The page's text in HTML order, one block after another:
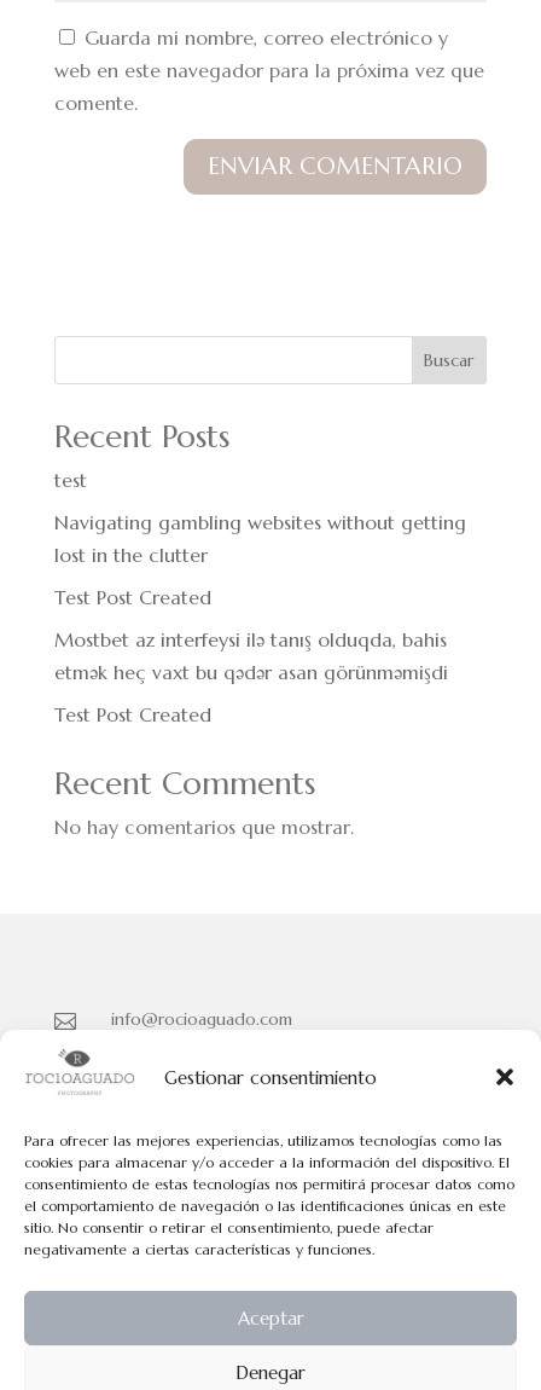
Gestionar consentimiento
Para ofrecer las mejores experiencias, utilizamos tecnologías como las
cookies para almacenar y/o acceder a la información del dispositivo. El
consentimiento de estas tecnologías nos permitirá procesar datos como
el comportamiento de navegación o las identificaciones únicas en este
sitio. No consentir o retirar el consentimiento, puede afectar
negativamente a ciertas características y funciones.
Aceptar
Denegar
Guarda mi nombre, correo electrónico y
web en este navegador para la próxima vez que
comente.
Buscar
Recent Posts
test
Navigating gambling websites without getting
lost in the clutter
Test Post Created
Mostbet az interfeysi ilə tanış olduqda, bahis
etmək heç vaxt bu qədər asan görünməmişdi
Test Post Created
Recent Comments
No hay comentarios que mostrar.

info@rocioaguado.com

Políticas de Cookies
Políticas de Privacidad
Aviso Legal
Todos los contenidos tienen el © de Rocio Aguado.